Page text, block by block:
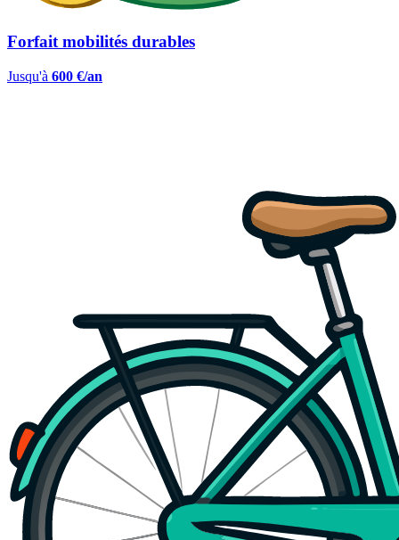
Forfait mobilités durables
Jusqu'à 600 €/an